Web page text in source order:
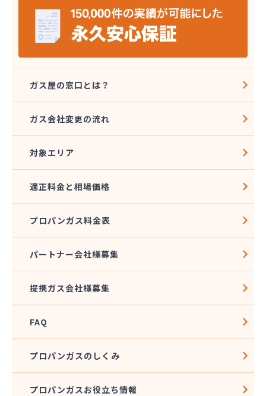
ガス屋の窓口とは？
ガス会社変更の流れ
対象エリア
適正料金と相場価格
プロパンガス料金表
パートナー会社様募集
提携ガス会社様募集
FAQ
プロパンガスのしくみ
プロパンガスお役立ち情報